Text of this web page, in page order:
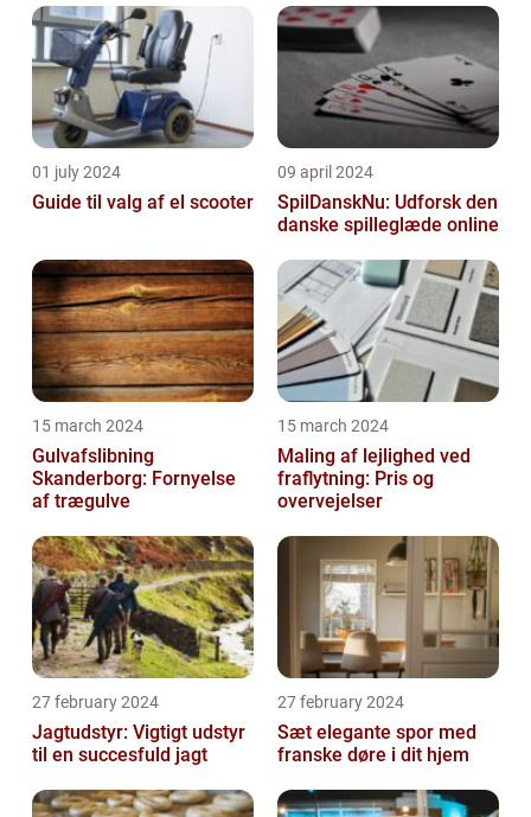
01 july 2024
Guide til valg af el scooter
09 april 2024
SpilDanskNu: Udforsk den
danske spilleglæde online
15 march 2024
Gulvafslibning
Skanderborg: Fornyelse
af trægulve
15 march 2024
Maling af lejlighed ved
fraflytning: Pris og
overvejelser
27 february 2024
Jagtudstyr: Vigtigt udstyr
til en succesfuld jagt
27 february 2024
Sæt elegante spor med
franske døre i dit hjem